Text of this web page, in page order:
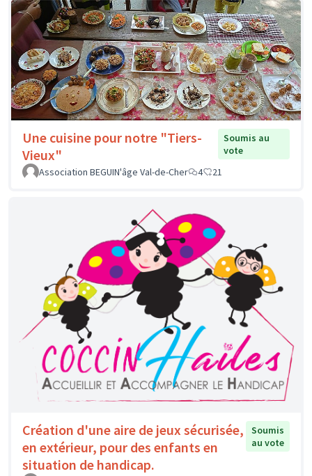
Une cuisine pour notre "Tiers-
Vieux"
Soumis au
vote
Association BEGUIN'âge Val-de-Cher
4 21
Création d'une aire de jeux sécurisée,
en extérieur, pour des enfants en
situation de handicap.
Soumis
au vote